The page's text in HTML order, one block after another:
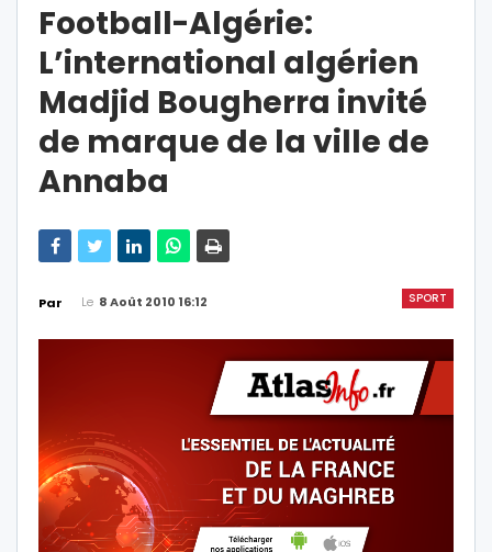
Football-Algérie:
L’international algérien
Madjid Bougherra invité
de marque de la ville de
Annaba
SPORT
Par Le 8 Août 2010 16:12